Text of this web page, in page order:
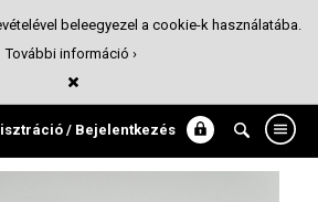
/ Bejelentkezés
naptár
beleegyezel a cookie-k használatába.
További információ ›